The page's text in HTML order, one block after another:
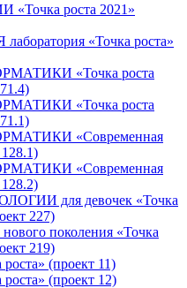
роста 2021»
«Точка роста»
«Точка роста
«Точка роста
«Современная
«Современная
для девочек «Точка
227)
поколения «Точка
219)
(проект 11)
(проект 12)